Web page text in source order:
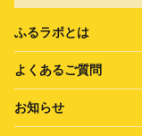
ふるラボとは
よくあるご質問
お知らせ